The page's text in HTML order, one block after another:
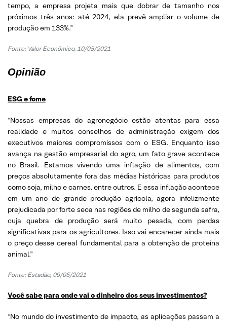
tempo, a empresa projeta mais que dobrar de tamanho nos
próximos três anos: até 2024, ela prevê ampliar o volume de
produção em 133%.”
Fonte: Valor Econômico, 10/05/2021
Opinião
ESG e fome
“Nossas empresas do agronegócio estão atentas para essa
realidade e muitos conselhos de administração exigem dos
executivos maiores compromissos com o ESG. Enquanto isso
avança na gestão empresarial do agro, um fato grave acontece
no Brasil. Estamos vivendo uma inflação de alimentos, com
preços absolutamente fora das médias históricas para produtos
como soja, milho e carnes, entre outros. E essa inflação acontece
em um ano de grande produção agrícola, agora infelizmente
prejudicada por forte seca nas regiões de milho de segunda safra,
cuja quebra de produção será muito pesada, com perdas
significativas para os agricultores. Isso vai encarecer ainda mais
o preço desse cereal fundamental para a obtenção de proteína
animal.”
Fonte: Estadão, 09/05/2021
Você sabe para onde vai o dinheiro dos seus investimentos?
“No mundo do investimento de impacto, as aplicações passam a